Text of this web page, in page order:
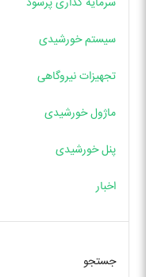
سیستم خورشیدی
تجهیزات نیروگاهی
ماژول خورشیدی
پنل خورشیدی
اخبار
جستجو